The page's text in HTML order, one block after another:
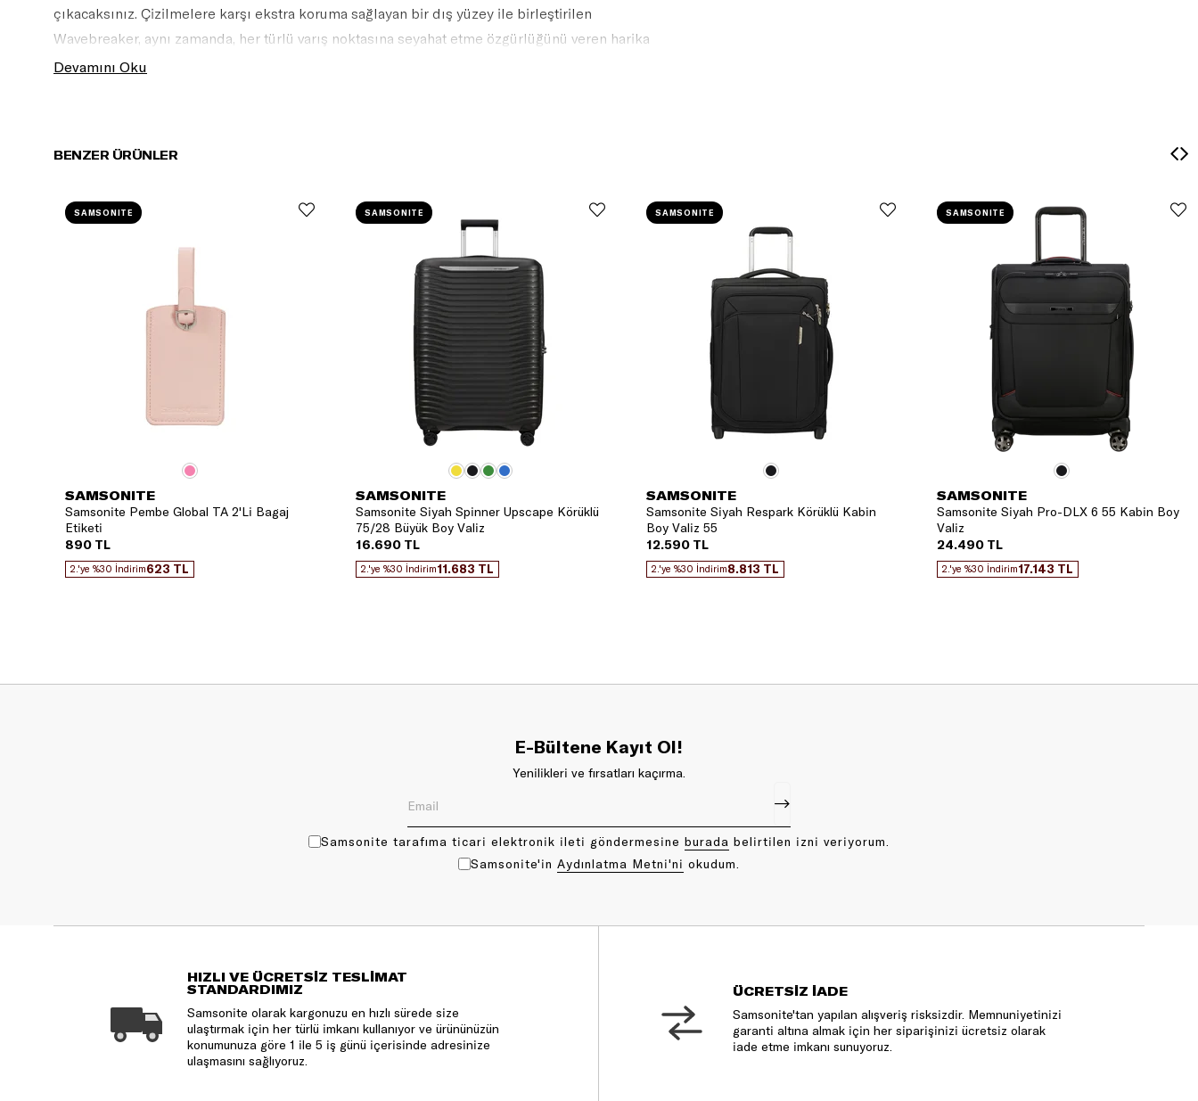
çıkacaksınız. Çizilmelere karşı ekstra koruma sağlayan bir dış yüzey ile birleştirilen
Wavebreaker, aynı zamanda, her türlü varış noktasına seyahat etme özgürlüğünü veren harika
ve pratik bir seçenektir.
Devamını Oku
BENZER ÜRÜNLER
SAMSONITE
Samsonite Pembe Global TA 2'Li Bagaj
Etiketi
890 TL
2.'ye %30 İndirim623 TL
SAMSONITE
SAMSONITE
Samsonite Siyah Spinner Upscape Körüklü
75/28 Büyük Boy Valiz
16.690 TL
2.'ye %30 İndirim11.683 TL
SAMSONITE
SAMSONITE
Samsonite Siyah Respark Körüklü Kabin
Boy Valiz 55
12.590 TL
2.'ye %30 İndirim8.813 TL
SAMSONITE
SAMSONITE
Samsonite Siyah Pro-DLX 6 55 Kabin Boy
Valiz
24.490 TL
2.'ye %30 İndirim17.143 TL
SAMSONITE
E-Bültene Kayıt Ol!
Yenilikleri ve fırsatları kaçırma.
Samsonite tarafıma ticari elektronik ileti göndermesine bu rada belirtilen izni veriyorum.
Samsonite'in Aydınlatma Metni'ni okudum.
HIZLI VE ÜCRETSİZ TESLİMAT
STANDARDIMIZ
Samsonite olarak kargonuzu en hızlı sürede size
ulaştırmak için her türlü imkanı kullanıyor ve ürününüzün
konumunuza göre 1 ile 5 iş günü içerisinde adresinize
ulaşmasını sağlıyoruz.
ÜCRETSİZ İADE
Samsonite'tan yapılan alışveriş risksizdir. Memnuniyetinizi
garanti altına almak için her siparişinizi ücretsiz olarak
iade etme imkanı sunuyoruz.